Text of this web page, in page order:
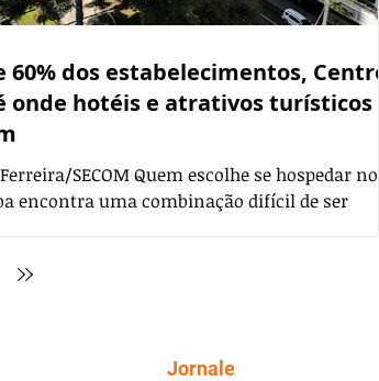
60% dos estabelecimentos, Centro
onde hotéis e atrativos turísticos
SECOM Quem escolhe se hospedar no
encontra uma combinação difícil de ser
hoteleira. A região central da capital
61 dos 101 hotéis existentes em Curitiba,
Jornale